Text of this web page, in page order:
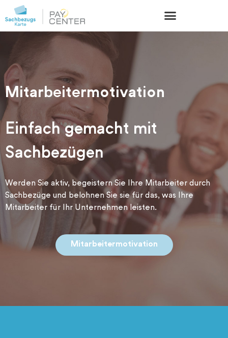
Mitarbeitermotivation
Einfach gemacht mit
Sachbezügen
Werden Sie aktiv, begeistern Sie Ihre Mitarbeiter durch
Sachbezüge und belohnen Sie sie für das, was Ihre
Mitarbeiter für Ihr Unternehmen leisten.
Mitarbeitermotivation